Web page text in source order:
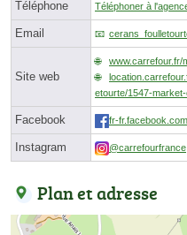
Téléphone Téléphoner à
Email
Site web
www.carrefour.fr/
etourte/1547-
Facebook fr-
Instagram @carrefourfrance
Plan et adresse